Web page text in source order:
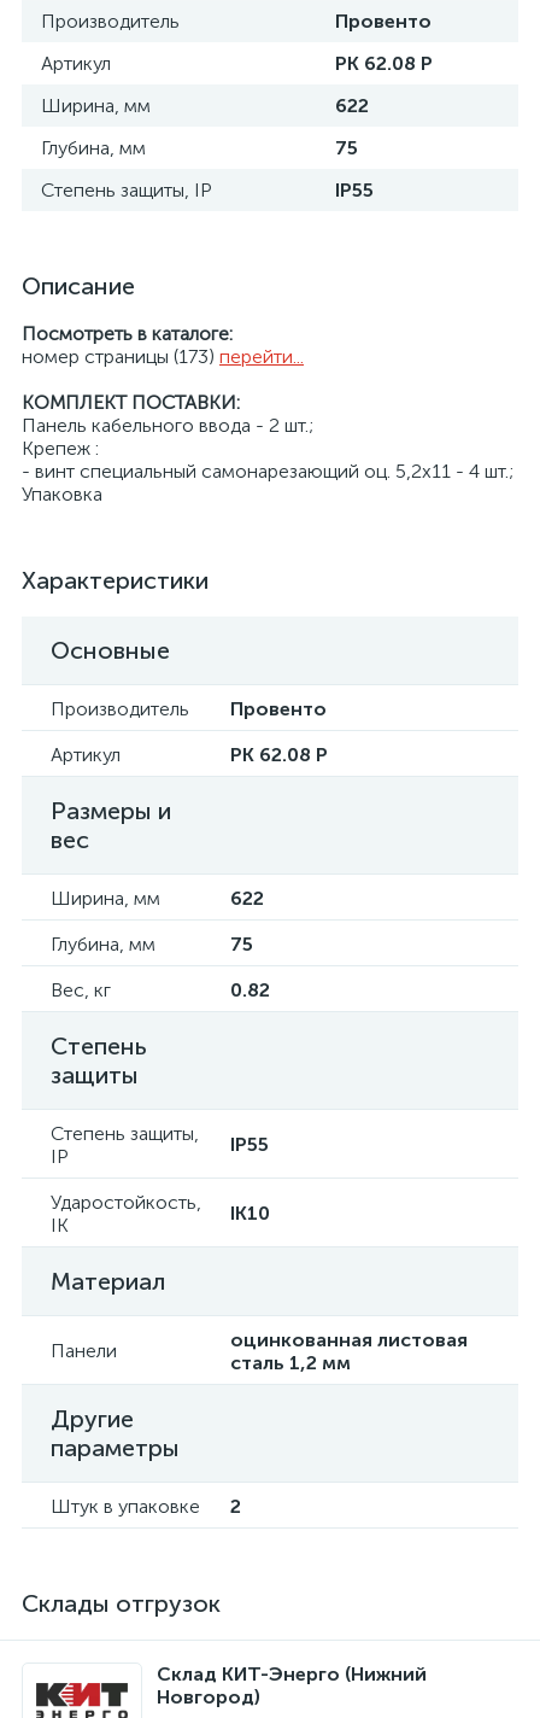
Производитель
Провенто
Артикул
PK 62.08 P
Ширина, мм
622
Глубина, мм
75
Степень защиты, IP
IP55
Описание
Посмотреть в каталоге:
номер страницы (173) перейти...
КОМПЛЕКТ ПОСТАВКИ:
Панель кабельного ввода - 2 шт.;
Крепеж :
- винт специальный самонарезающий оц. 5,2x11 - 4 шт.;
Упаковка
Характеристики
Основные
Производитель
Провенто
Артикул
PK 62.08 P
Размеры и
вес
Ширина, мм
622
Глубина, мм
75
Вес, кг
0.82
Степень
защиты
Степень защиты,
IP
IP55
Ударостойкость,
IK
IK10
Материал
Панели
оцинкованная листовая
сталь 1,2 мм
Другие
параметры
Штук в упаковке 2
Склады отгрузок
Склад КИТ-Энерго (Нижний
Новгород)